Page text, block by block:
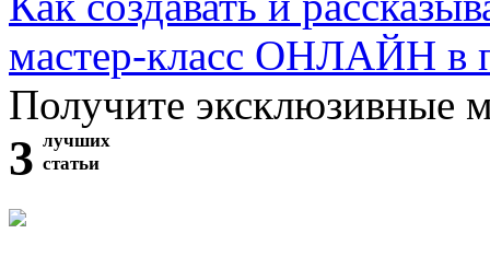
мастер-класс ОНЛАЙН в
Получите эксклюзивные
3 лучших
статьи